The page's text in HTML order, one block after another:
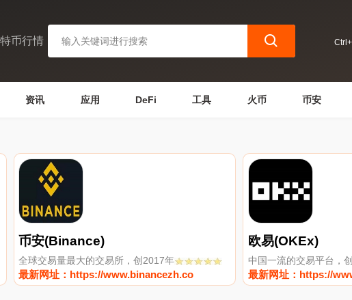
币行情
资讯 应用 DeFi 工具 火币 币安
币安(Binance)
全球交易量最大的交易所，创2017年
最新网址：https://www.binancezh.co
欧易(OKEx)
中国一流的交易平台，
最新网址：https://